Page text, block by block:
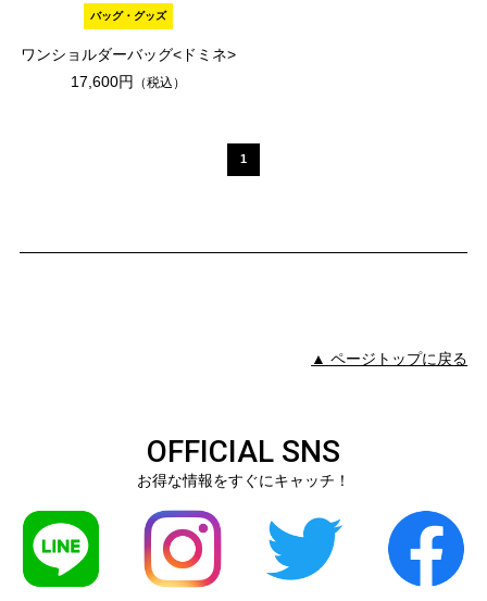
バッグ・グッズ
ワンショルダーバッグ<ドミネ>
17,600円
（税込）
1
▲ ページトップに戻る
OFFICIAL SNS
お得な情報をすぐにキャッチ！